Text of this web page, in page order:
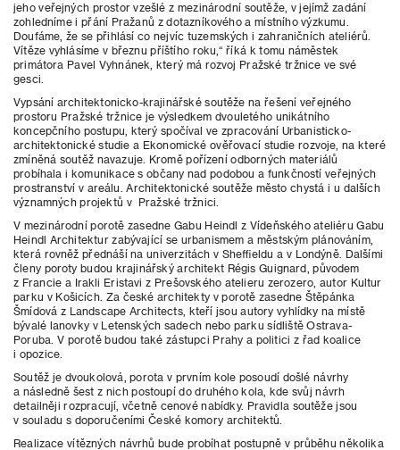
jeho veřejných prostor vzešlé z mezinárodní soutěže, v jejímž zadání
zohledníme i přání Pražanů z dotazníkového a místního výzkumu.
Doufáme, že se přihlásí co nejvíc tuzemských i zahraničních ateliérů.
Vítěze vyhlásíme v březnu příštího roku,“ říká k tomu náměstek
primátora Pavel Vyhnánek, který má rozvoj Pražské tržnice ve své
gesci.
Vypsání architektonicko-krajinářské soutěže na řešení veřejného
prostoru Pražské tržnice je výsledkem dvouletého unikátního
koncepčního postupu, který spočíval ve zpracování Urbanisticko-
architektonické studie a Ekonomické ověřovací studie rozvoje, na které
zmíněná soutěž navazuje. Kromě pořízení odborných materiálů
probíhala i komunikace s občany nad podobou a funkčností veřejných
prostranství v areálu. Architektonické soutěže město chystá i u dalších
významných projektů v Pražské tržnici.
V mezinárodní porotě zasedne Gabu Heindl z Vídeňského ateliéru Gabu
Heindl Architektur zabývající se urbanismem a městským plánováním,
která rovněž přednáší na univerzitách v Sheffieldu a v Londýně. Dalšími
členy poroty budou krajinářský architekt Régis Guignard, původem
z Francie a Irakli Eristavi z Prešovského atelieru zerozero, autor Kultur
parku v Košicích. Za české architekty v porotě zasedne Štěpánka
Šmídová z Landscape Architects, kteří jsou autory vyhlídky na místě
bývalé lanovky v Letenských sadech nebo parku sídliště Ostrava-
Poruba. V porotě budou také zástupci Prahy a politici z řad koalice
i opozice.
Soutěž je dvoukolová, porota v prvním kole posoudí došlé návrhy
a následně šest z nich postoupí do druhého kola, kde svůj návrh
detailněji rozpracují, včetně cenové nabídky. Pravidla soutěže jsou
v souladu s doporučeními České komory architektů.
Realizace vítězných návrhů bude probíhat postupně v průběhu několika